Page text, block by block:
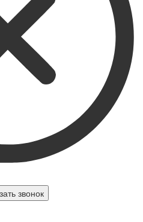
звонок